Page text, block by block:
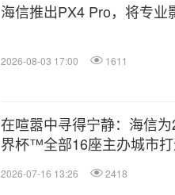
海信推出PX4 Pro，将专业
2026-08-03 17:00 1611
在喧嚣中寻得宁静：海信
界杯™全部16座主办城市
2026-07-16 13:26 2418